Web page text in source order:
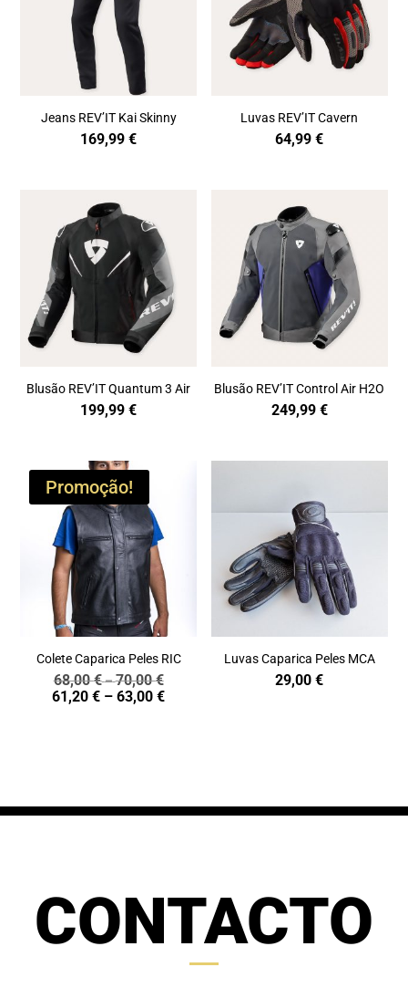
Jeans REV’IT Kai Skinny
169,99€
Luvas REV’IT Cavern
64,99€
Blusão REV’IT Quantum 3 Air
199,99€
Blusão REV’IT Control Air H2O
249,99 €
Promoção!
Colete Caparica Peles RIC
68,00€–70,00€Price
range:
61,20€ – 63,00€Price
Luvas Caparica Peles MCA
29,00€
CONTACTO